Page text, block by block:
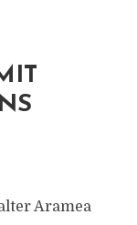
Aramea